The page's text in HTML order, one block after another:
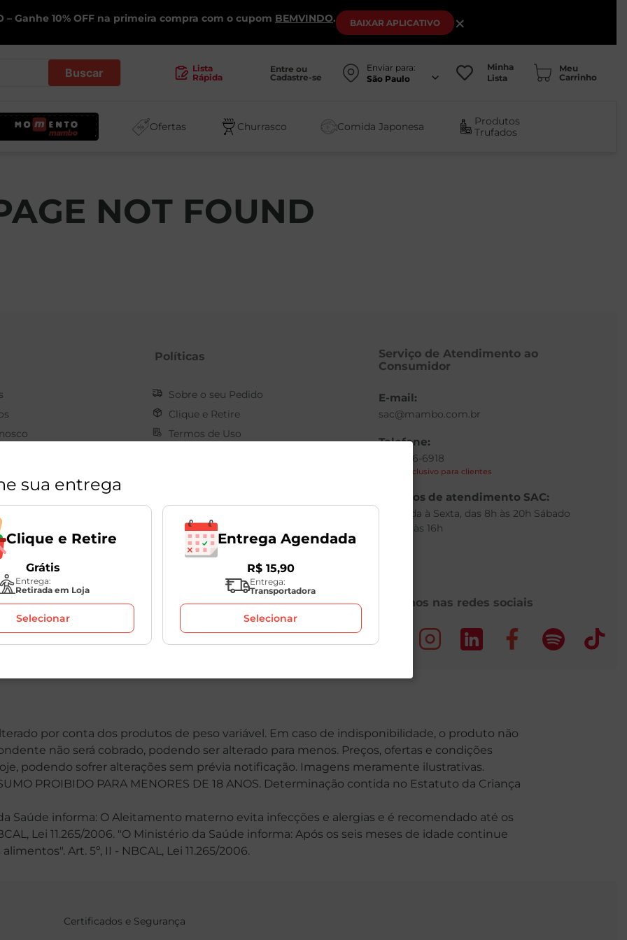
– Ganhe 10% OFF na primeira compra com o cupom BEMVINDO. BAIXAR APLICATIVO ×
Lista
Rápida
Entre ou
Cadastre-se
Enviar para:
São Paulo
Minha
Lista
Ofertas Churrasco Comida Japonesa
Produtos
Trufados
NOT FOUND
Políticas
Sobre o seu Pedido
Clique e Retire
Termos de Uso
Serviço de Atendimento ao
Consumidor
E-mail:
sac@mambo.com.br
Telefone:
(11) 3336-6918
Canal exclusivo para clientes
Horários de atendimento SAC:
Segunda à Sexta, das 8h às 20h Sábado
das 8h às 16h
Siga-nos nas redes sociais
por conta dos produtos de peso variável. Em caso de indisponibilidade, o produto não
não será cobrado, podendo ser alterado para menos. Preços, ofertas e condições
podendo sofrer alterações sem prévia notificação. Imagens meramente ilustrativas.
PROIBIDO PARA MENORES DE 18 ANOS. Determinação contida no Estatuto da Criança
Saúde informa: O Aleitamento materno evita infecções e alergias e é recomendado até os
Lei 11.265/2006. "O Ministério da Saúde informa: Após os seis meses de idade continue
Art. 5º, II - NBCAL, Lei 11.265/2006.
Certificados e Segurança
sua entrega
Clique e Retire
Grátis
Entrega:
Retirada em Loja
Selecionar
Entrega Agendada
R$ 15,90
Entrega:
Transportadora
Selecionar